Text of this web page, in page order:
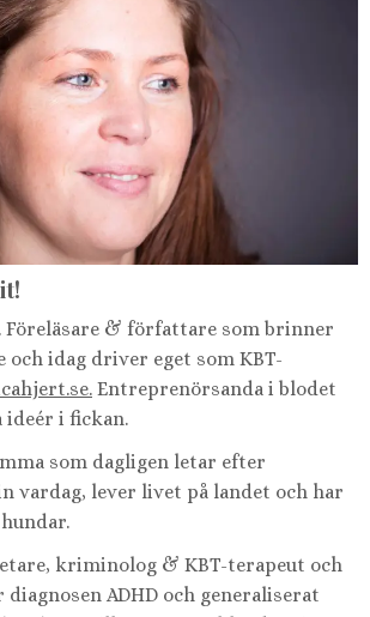
Föreläsare & författare som brinner
idag driver eget som KBT-
Entreprenörsanda i blodet
ideér i fickan.
som dagligen letar efter
vardag, lever livet på landet och har
kriminolog & KBT-terapeut och
ADHD och generaliserat